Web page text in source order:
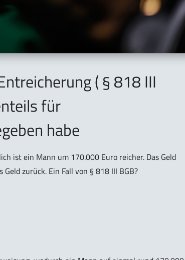
( § 818 III
für
habe
ist ein Mann um 170.000 Euro reicher. Das Geld
zurück. Ein Fall von § 818 III BGB?